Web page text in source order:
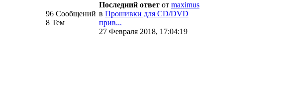
96 Сообщений
8 Тем
Последний ответ от maximus
в Прошивки для CD/DVD
прив...
27 Февраля 2018, 17:04:19